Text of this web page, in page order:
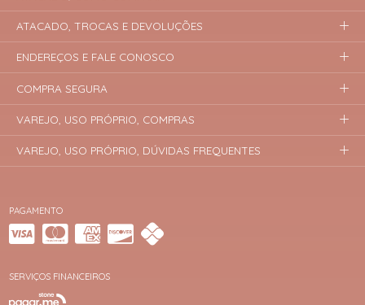
PAGAMENTO
SERVIÇOS FINANCEIROS
ATACADO, TROCAS E DEVOLUÇÕES
ENDEREÇOS E FALE CONOSCO
COMPRA SEGURA
VAREJO, USO PRÓPRIO, COMPRAS
VAREJO, USO PRÓPRIO, DÚVIDAS FREQUENTES